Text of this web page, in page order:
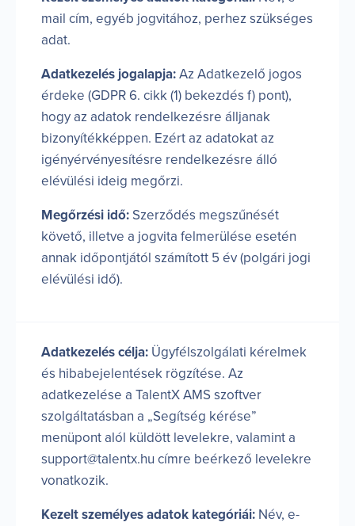
mail cím, egyéb jogvitához, perhez szükséges
adat.
Adatkezelés jogalapja:Az Adatkezelő jogos
érdeke (GDPR 6. cikk (1) bekezdés f) pont),
hogy az adatok rendelkezésre álljanak
bizonyítékképpen. Ezért az adatokat az
igényérvényesítésre rendelkezésre álló
elévülési ideig megőrzi.
Megőrzési idő: Szerződés megszűnését
követő, illetve a jogvita felmerülése esetén
annak időpontjától számított 5 év (polgári jogi
elévülési idő).
Adatkezelés célja: Ügyfélszolgálati kérelmek
és hibabejelentések rögzítése. Az
adatkezelése a TalentX AMS szoftver
szolgáltatásban a „Segítség kérése”
menüpont alól küldött levelekre, valamint a
support@talentx.hu címre beérkező levelekre
vonatkozik.
Kezelt személyes adatok kategóriái: Név, e-